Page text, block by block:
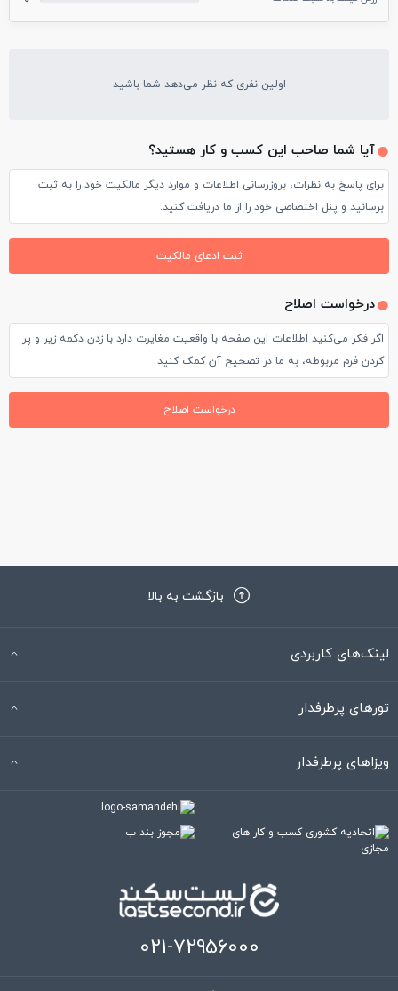
اولین نفری که نظر می‌دهد شما باشید
آیا شما صاحب این کسب و کار هستید؟
برای پاسخ به نظرات، بروزرسانی اطلاعات و موارد دیگر مالکیت خود را به ثبت
برسانید و پنل اختصاصی خود را از ما دریافت کنید.
ثبت ادعای مالکیت
درخواست اصلاح
اگر فکر می‌کنید اطلاعات این صفحه با واقعیت مغایرت دارد با زدن دکمه زیر و پر
کردن فرم مربوطه، به ما در تصحیح آن کمک کنید
درخواست اصلاح
بازگشت به بالا
لینک‌های کاربردی
تورهای پرطرفدار
ویزاهای پرطرفدار
021-72956000